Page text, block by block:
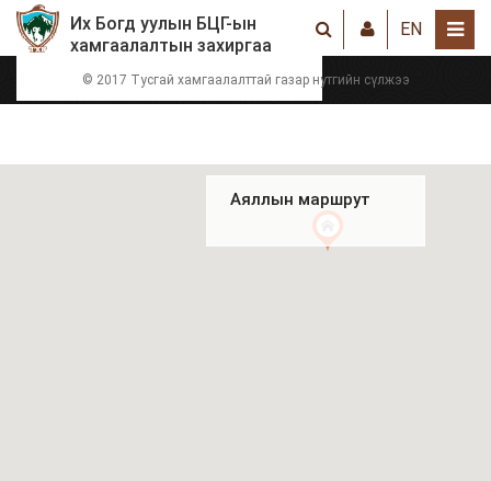
Их Богд уулын БЦГ-ын
хамгаалалтын захиргаа
EN
Аяллын маршрут
© 2017 Тусгай хамгаалалттай газар нутгийн сүлжээ